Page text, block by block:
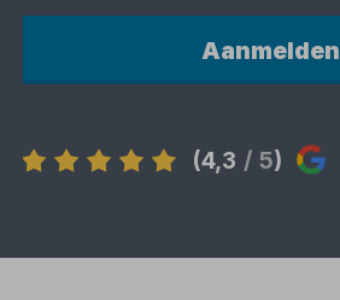
Aanmelden
(4,3 / 5)